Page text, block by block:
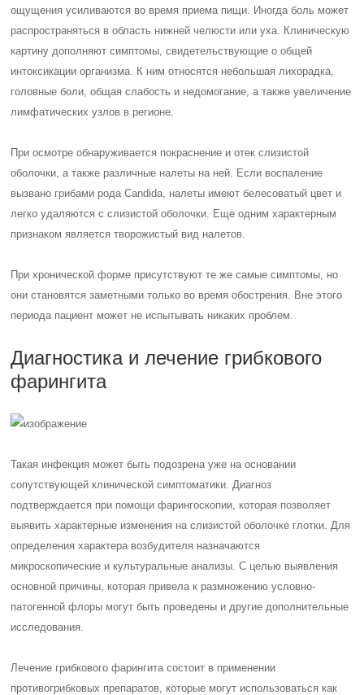
ощущения усиливаются во время приема пищи. Иногда боль может
распространяться в область нижней челюсти или уха. Клиническую
картину дополняют симптомы, свидетельствующие о общей
интоксикации организма. К ним относятся небольшая лихорадка,
головные боли, общая слабость и недомогание, а также увеличение
лимфатических узлов в регионе.
При осмотре обнаруживается покраснение и отек слизистой
оболочки, а также различные налеты на ней. Если воспаление
вызвано грибами рода Candida, налеты имеют белесоватый цвет и
легко удаляются с слизистой оболочки. Еще одним характерным
признаком является творожистый вид налетов.
При хронической форме присутствуют те же самые симптомы, но
они становятся заметными только во время обострения. Вне этого
периода пациент может не испытывать никаких проблем.
Диагностика и лечение грибкового
фарингита
Такая инфекция может быть подозрена уже на основании
сопутствующей клинической симптоматики. Диагноз
подтверждается при помощи фарингоскопии, которая позволяет
выявить характерные изменения на слизистой оболочке глотки. Для
определения характера возбудителя назначаются
микроскопические и культуральные анализы. С целью выявления
основной причины, которая привела к размножению условно-
патогенной флоры могут быть проведены и другие дополнительные
исследования.
Лечение грибкового фарингита состоит в применении
противогрибковых препаратов, которые могут использоваться как